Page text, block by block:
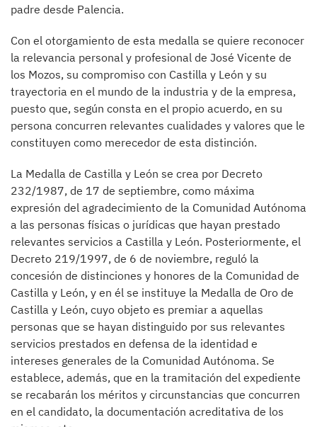
padre desde Palencia.
Con el otorgamiento de esta medalla se quiere reconocer
la relevancia personal y profesional de José Vicente de
los Mozos, su compromiso con Castilla y León y su
trayectoria en el mundo de la industria y de la empresa,
puesto que, según consta en el propio acuerdo, en su
persona concurren relevantes cualidades y valores que le
constituyen como merecedor de esta distinción.
La Medalla de Castilla y León se crea por Decreto
232/1987, de 17 de septiembre, como máxima
expresión del agradecimiento de la Comunidad Autónoma
a las personas físicas o jurídicas que hayan prestado
relevantes servicios a Castilla y León. Posteriormente, el
Decreto 219/1997, de 6 de noviembre, reguló la
concesión de distinciones y honores de la Comunidad de
Castilla y León, y en él se instituye la Medalla de Oro de
Castilla y León, cuyo objeto es premiar a aquellas
personas que se hayan distinguido por sus relevantes
servicios prestados en defensa de la identidad e
intereses generales de la Comunidad Autónoma. Se
establece, además, que en la tramitación del expediente
se recabarán los méritos y circunstancias que concurren
en el candidato, la documentación acreditativa de los